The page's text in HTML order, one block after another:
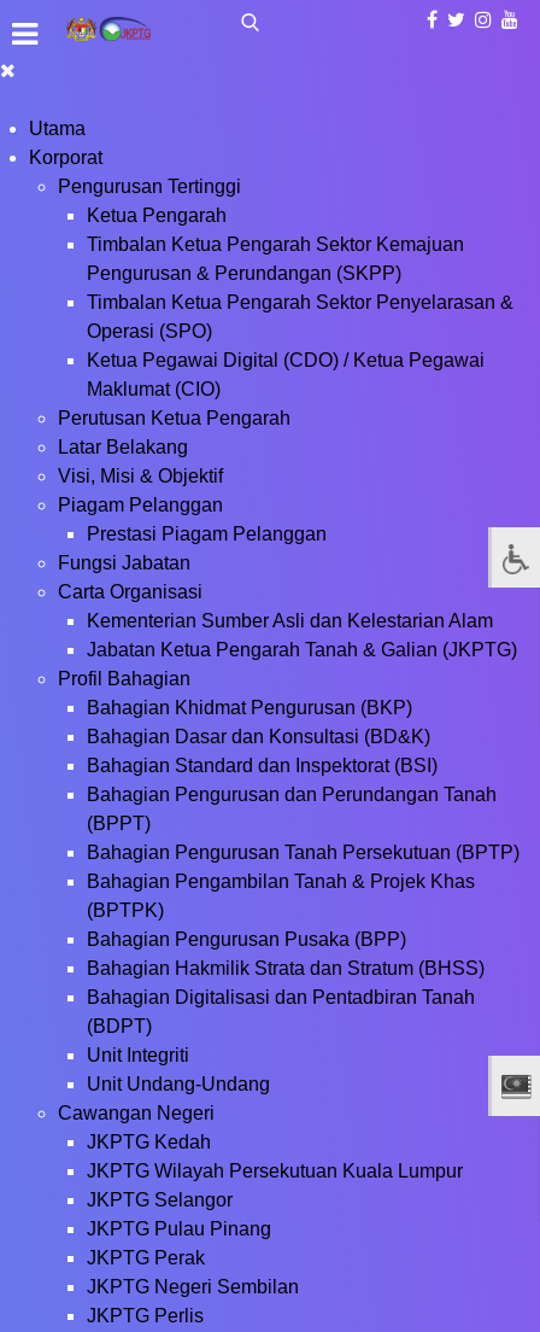
Utama
Korporat
Pengurusan Tertinggi
Ketua Pengarah
Timbalan Ketua Pengarah Sektor Kemajuan
Pengurusan & Perundangan (SKPP)
Timbalan Ketua Pengarah Sektor Penyelarasan &
Operasi (SPO)
Ketua Pegawai Digital (CDO) / Ketua Pegawai
Maklumat (CIO)
Perutusan Ketua Pengarah
Latar Belakang
Visi, Misi & Objektif
Piagam Pelanggan
Prestasi Piagam Pelanggan
Fungsi Jabatan
Carta Organisasi
Kementerian Sumber Asli dan Kelestarian Alam
Jabatan Ketua Pengarah Tanah & Galian (JKPTG)
Profil Bahagian
Bahagian Khidmat Pengurusan (BKP)
Bahagian Dasar dan Konsultasi (BD&K)
Bahagian Standard dan Inspektorat (BSI)
Bahagian Pengurusan dan Perundangan Tanah
(BPPT)
Bahagian Pengurusan Tanah Persekutuan (BPTP)
Bahagian Pengambilan Tanah & Projek Khas
(BPTPK)
Bahagian Pengurusan Pusaka (BPP)
Bahagian Hakmilik Strata dan Stratum (BHSS)
Bahagian Digitalisasi dan Pentadbiran Tanah
(BDPT)
Unit Integriti
Unit Undang-Undang
Cawangan Negeri
JKPTG Kedah
JKPTG Wilayah Persekutuan Kuala Lumpur
JKPTG Selangor
JKPTG Pulau Pinang
JKPTG Perak
JKPTG Negeri Sembilan
JKPTG Perlis